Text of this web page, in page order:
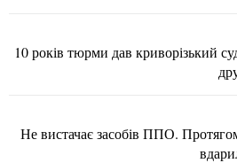
10 років тюрми дав криворізький
Не вистачає засобів ППО.